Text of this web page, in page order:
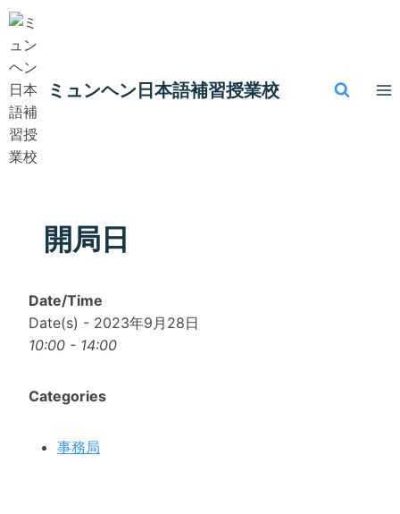
内
を
キ
ッ
プ
ミュンヘン​日本語補習授業校
開局日
Date/Time
Date(s) - 2023年9月28日
10:00 - 14:00
Categories
事務局